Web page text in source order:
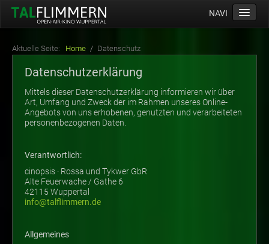
NAVI
Ticketinfos
Ort
Wetter
Kinogutschein
Konzept
Archiv
Aktuelle Seite: Home / Datenschutz
Datenschutzerklärung
Mittels dieser Datenschutzerklärung informieren wir über
Art, Umfang und Zweck der im Rahmen unseres Online-
Angebots von uns erhobenen, genutzten und verarbeiteten
personenbezogenen Daten.
Verantwortlich:
cinopsis · Rossa und Tykwer GbR
Alte Feuerwache / Gathe 6
42115 Wuppertal
info@talflimmern.de
Allgemeines